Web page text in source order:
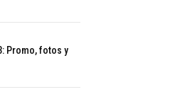
Promo, fotos y